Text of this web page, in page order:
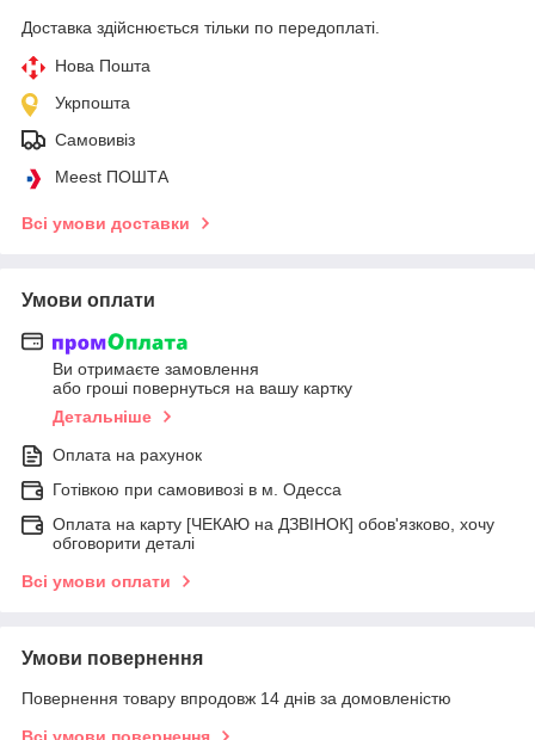
Доставка здійснюється тільки по передоплаті.
Нова Пошта
Укрпошта
Самовивіз
Meest ПОШТА
Всі умови доставки
Умови оплати
Ви отримаєте замовлення
або гроші повернуться на вашу картку
Детальніше
Оплата на рахунок
Готівкою при самовивозі в м. Одесса
Оплата на карту [ЧЕКАЮ на ДЗВІНОК] обов'язково, хочу
обговорити деталі
Всі умови оплати
Умови повернення
Повернення товару впродовж 14 днів за домовленістю